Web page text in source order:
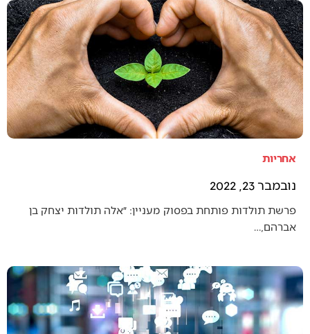
אחריות
נובמבר 23, 2022
פרשת תולדות פותחת בפסוק מעניין: ״אלה תולדות יצחק בן
אברהם,…